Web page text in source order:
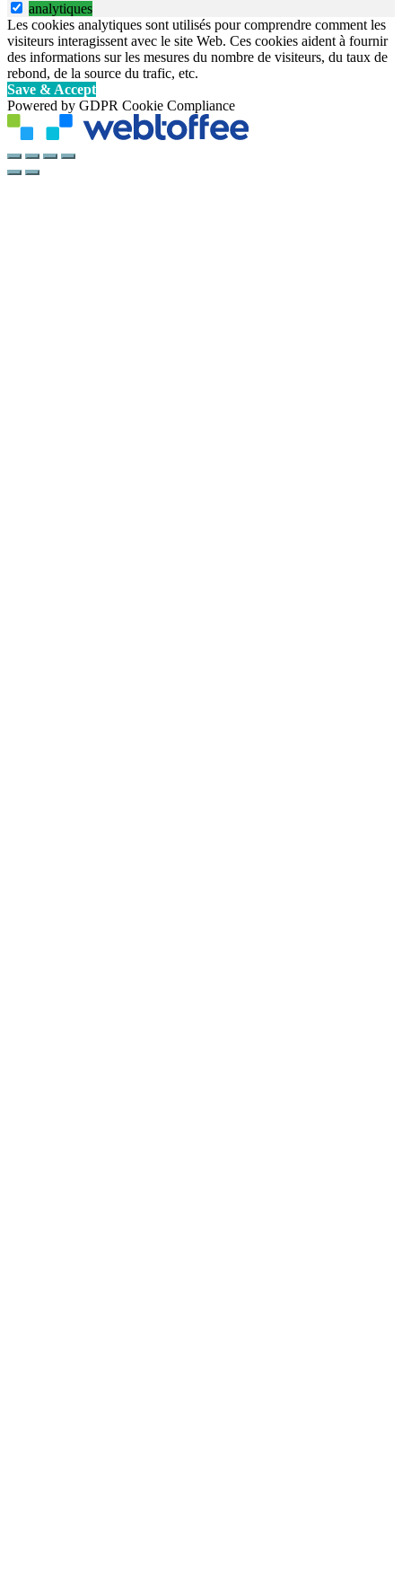
analytiques
Les cookies analytiques sont utilisés pour comprendre comment les
visiteurs interagissent avec le site Web. Ces cookies aident à fournir
des informations sur les mesures du nombre de visiteurs, du taux de
rebond, de la source du trafic, etc.
Save & Accept
Powered by GDPR Cookie Compliance